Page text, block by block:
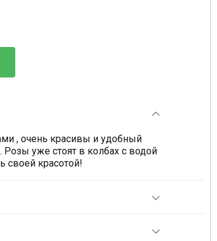
, очень красивы и удобный
уже стоят в колбах с водой
своей красотой!